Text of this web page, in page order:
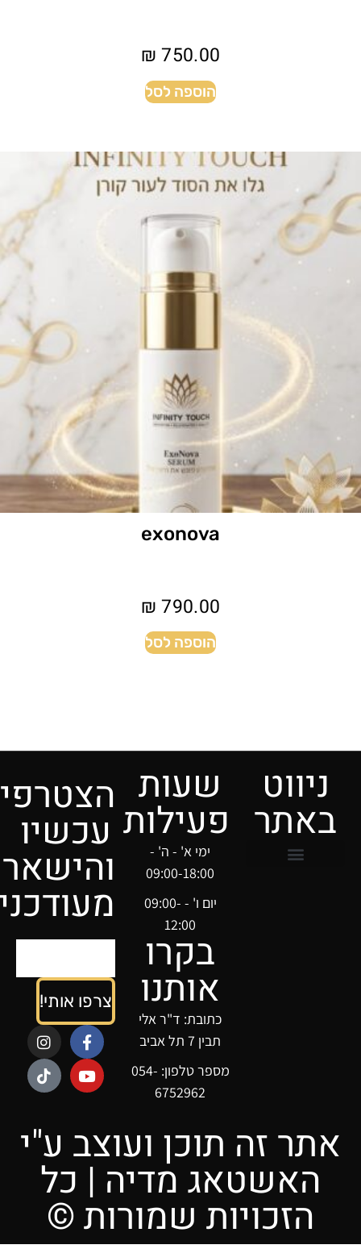
₪750.00
הוספה לסל
exonova
₪790.00
הוספה לסל
ניווט שעות
פעילות
ימי א' - ה' -
09:00-18:00
יום ו' - 09:00-
12:00
בקרו
אותנו
כתובת: ד"ר אלי
מספר טלפון: 054-
6752962
הצטרפי
עכשיו
והישאר
מעודכנים
צרפו אותי!
זה תוכן ועוצב ע"י
האשטאג מדיה | כל
הזכויות שמורות ©